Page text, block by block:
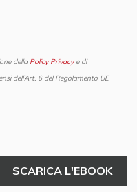
della Policy Privacye di
dell’Art. 6 del Regolamento UE